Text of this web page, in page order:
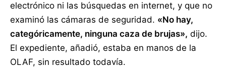
electrónico ni las búsquedas en internet, y que no
examinó las cámaras de seguridad. «No hay,
categóricamente, ninguna caza de brujas», dijo.
El expediente, añadió, estaba en manos de la
OLAF, sin resultado todavía.